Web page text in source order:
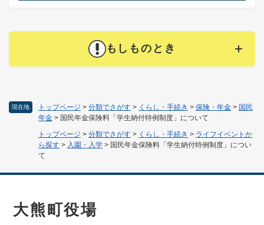
現在地 トップページ > 分類でさがす > くらし・手続き > 保険・年金 > 国民
年金 > 国民年金保険料「学生納付特例制度」について
トップページ > 分類でさがす > くらし・手続き > ライフイベントか
ら探す > 入園・入学 > 国民年金保険料「学生納付特例制度」につい
て
もしものとき
大熊町役場